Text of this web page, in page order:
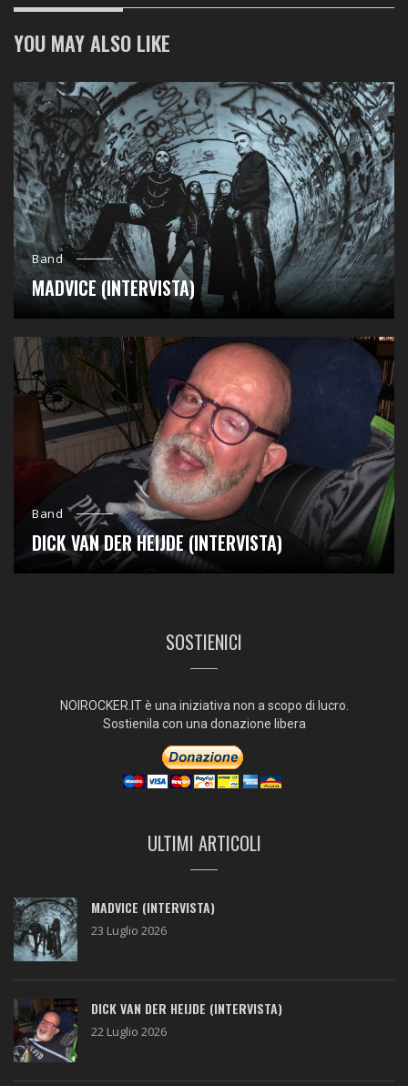
YOU MAY ALSO LIKE
Band
MADVICE (INTERVISTA)
Band
DICK VAN DER HEIJDE (INTERVISTA)
SOSTIENICI
NOIROCKER.IT è una iniziativa non a scopo di lucro.
Sostienila con una donazione libera
ULTIMI ARTICOLI
MADVICE (INTERVISTA)
23 Luglio 2026
DICK VAN DER HEIJDE (INTERVISTA)
22 Luglio 2026